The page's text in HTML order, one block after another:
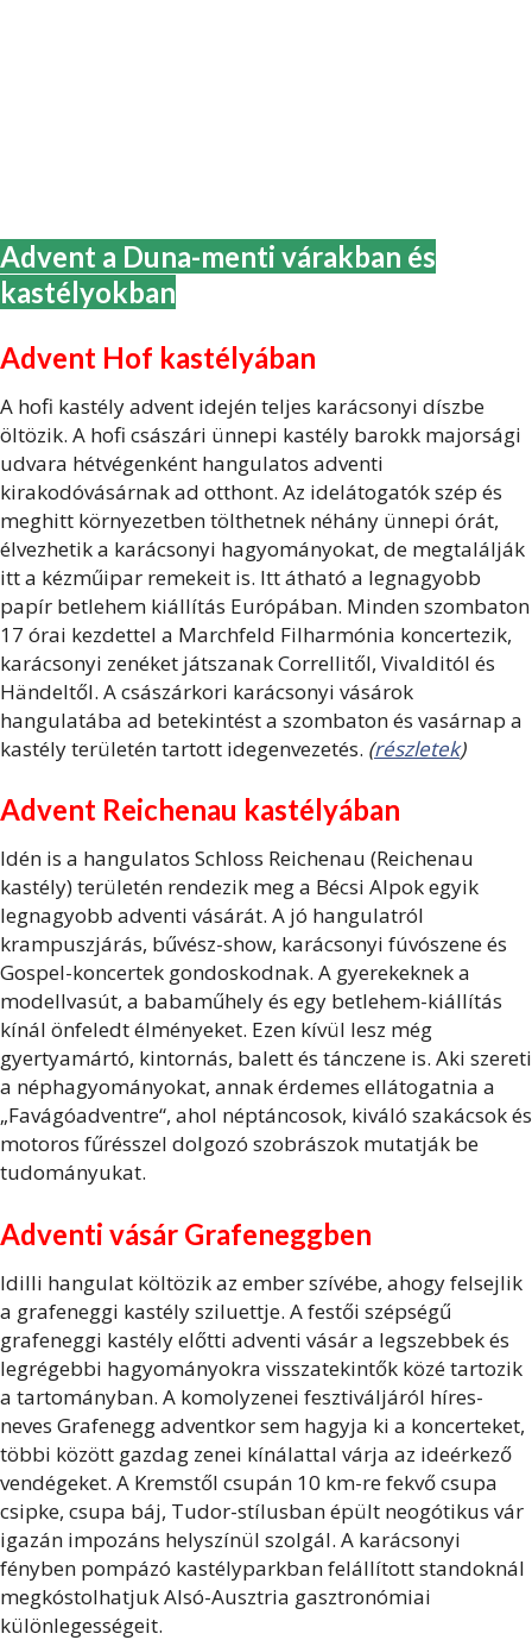
Advent a Duna-menti várakban és
kastélyokban
Advent Hof kastélyában
A hofi kastély advent idején teljes karácsonyi díszbe
öltözik. A hofi császári ünnepi kastély barokk majorsági
udvara hétvégenként hangulatos adventi
kirakodóvásárnak ad otthont. Az idelátogatók szép és
meghitt környezetben tölthetnek néhány ünnepi órát,
élvezhetik a karácsonyi hagyományokat, de megtalálják
itt a kézműipar remekeit is. Itt átható a legnagyobb
papír betlehem kiállítás Európában. Minden szombaton
17 órai kezdettel a Marchfeld Filharmónia koncertezik,
karácsonyi zenéket játszanak Correllitől, Vivalditól és
Händeltől. A császárkori karácsonyi vásárok
hangulatába ad betekintést a szombaton és vasárnap a
kastély területén tartott idegenvezetés. (részletek)
Advent Reichenau kastélyában
Idén is a hangulatos Schloss Reichenau (Reichenau
kastély) területén rendezik meg a Bécsi Alpok egyik
legnagyobb adventi vásárát. A jó hangulatról
krampuszjárás, bűvész-show, karácsonyi fúvószene és
Gospel-koncertek gondoskodnak. A gyerekeknek a
modellvasút, a babaműhely és egy betlehem-kiállítás
kínál önfeledt élményeket. Ezen kívül lesz még
gyertyamártó, kintornás, balett és tánczene is. Aki szereti
a néphagyományokat, annak érdemes ellátogatnia a
„Favágóadventre“, ahol néptáncosok, kiváló szakácsok és
motoros fűrésszel dolgozó szobrászok mutatják be
tudományukat.
Adventi vásár Grafeneggben
Idilli hangulat költözik az ember szívébe, ahogy felsejlik
a grafeneggi kastély sziluettje. A festői szépségű
grafeneggi kastély előtti adventi vásár a legszebbek és
legrégebbi hagyományokra visszatekintők közé tartozik
a tartományban. A komolyzenei fesztiváljáról híres-
neves Grafeneggadventkor sem hagyja ki a koncerteket,
többi között gazdag zenei kínálattal várja az ideérkező
vendégeket. A Kremstől csupán 10 km-re fekvő csupa
csipke, csupa báj, Tudor-stílusban épült neogótikus vár
igazán impozáns helyszínül szolgál. A karácsonyi
fényben pompázó kastélyparkban felállított standoknál
megkóstolhatjuk Alsó-Ausztria gasztronómiai
különlegességeit.